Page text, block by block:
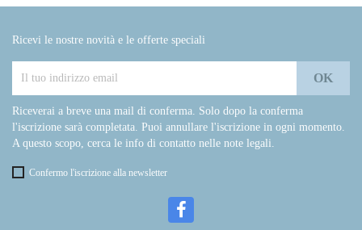
Ricevi le nostre novità e le offerte speciali
Riceverai a breve una mail di conferma. Solo dopo la conferma
l'iscrizione sarà completata. Puoi annullare l'iscrizione in ogni momento.
A questo scopo, cerca le info di contatto nelle note legali.
Confermo l'iscrizione alla newsletter